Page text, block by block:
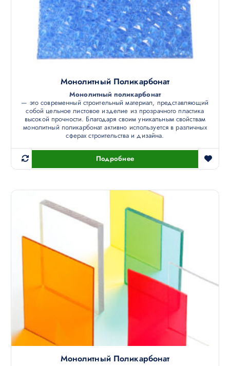
Монолитный Поликарбонат
Монолитный поликарбонат
— это современный строительный материал, представляющий
собой цельное листовое изделие из прозрачного пластика
высокой прочности. Благодаря своим уникальным свойствам
монолитный поликарбонат активно используется в различных
сферах строительства и дизайна.
Подробнее
Монолитный Поликарбонат